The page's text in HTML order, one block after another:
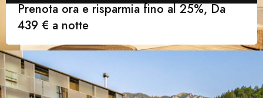
Prenota ora e risparmia fino al 25%, Da
439 € a notte